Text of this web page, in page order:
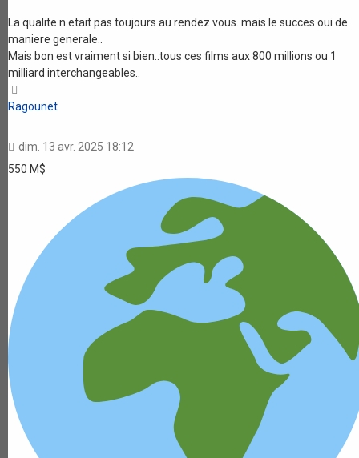
La qualite n etait pas toujours au rendez vous..mais le succes oui de
maniere generale..
Mais bon est vraiment si bien..tous ces films aux 800 millions ou 1
milliard interchangeables..
Ragounet
dim. 13 avr. 2025 18:12
550 M$